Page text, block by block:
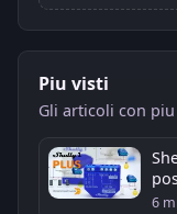
Piu visti
Gli articoli con
6